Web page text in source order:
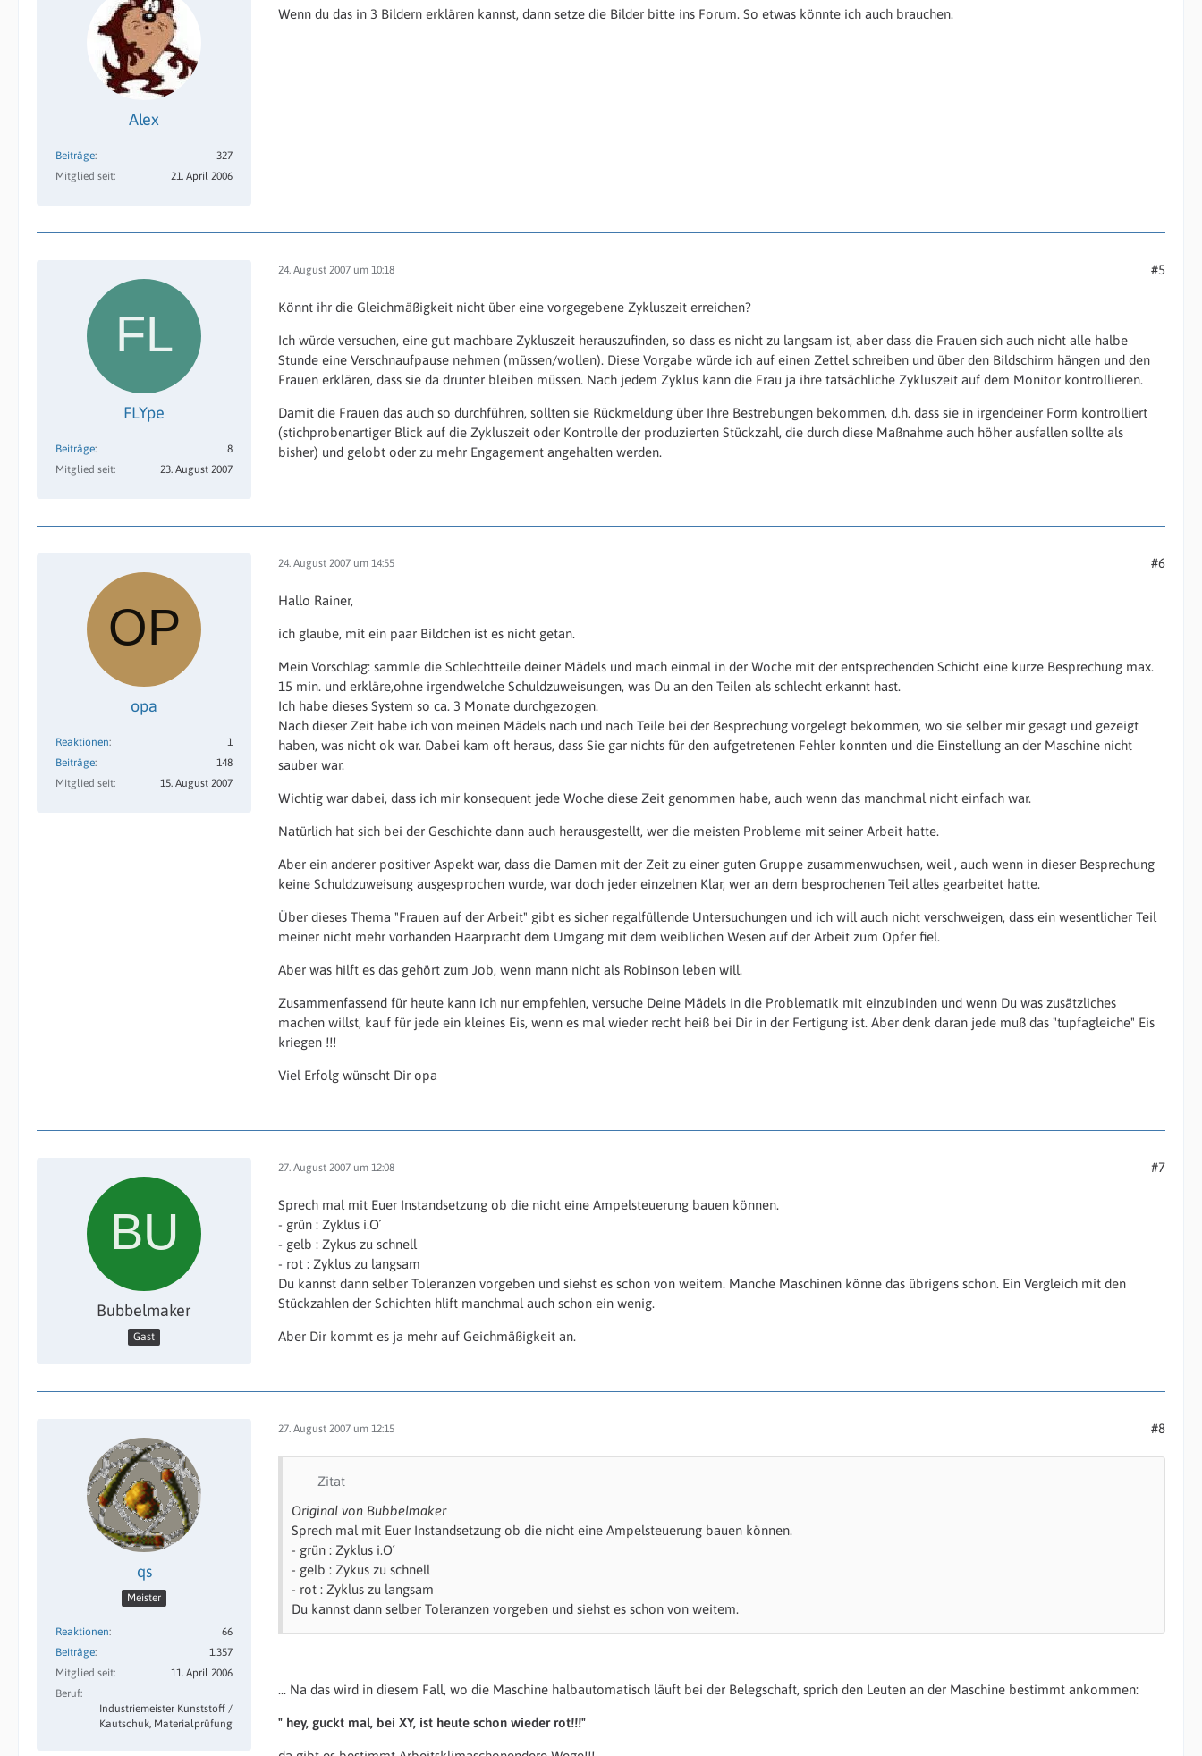
Alex
Beiträge
327
Mitglied seit
21. April 2006
Wenn du das in 3 Bildern erklären kannst, dann setze die Bilder bitte ins Forum. So etwas könnte ich auch brauchen.
FLYpe
Beiträge
8
Mitglied seit
23. August 2007
24. August 2007 um 10:18 #5
Könnt ihr die Gleichmäßigkeit nicht über eine vorgegebene Zykluszeit erreichen?
Ich würde versuchen, eine gut machbare Zykluszeit herauszufinden, so dass es nicht zu langsam ist, aber dass die Frauen sich auch nicht alle halbe
Stunde eine Verschnaufpause nehmen (müssen/wollen). Diese Vorgabe würde ich auf einen Zettel schreiben und über den Bildschirm hängen und den
Frauen erklären, dass sie da drunter bleiben müssen. Nach jedem Zyklus kann die Frau ja ihre tatsächliche Zykluszeit auf dem Monitor kontrollieren.
Damit die Frauen das auch so durchführen, sollten sie Rückmeldung über Ihre Bestrebungen bekommen, d.h. dass sie in irgendeiner Form kontrolliert
(stichprobenartiger Blick auf die Zykluszeit oder Kontrolle der produzierten Stückzahl, die durch diese Maßnahme auch höher ausfallen sollte als
bisher) und gelobt oder zu mehr Engagement angehalten werden.
opa
Reaktionen
1
Beiträge
148
Mitglied seit
15. August 2007
24. August 2007 um 14:55 #6
Hallo Rainer,
ich glaube, mit ein paar Bildchen ist es nicht getan.
Mein Vorschlag: sammle die Schlechtteile deiner Mädels und mach einmal in der Woche mit der entsprechenden Schicht eine kurze Besprechung max.
15 min. und erkläre,ohne irgendwelche Schuldzuweisungen, was Du an den Teilen als schlecht erkannt hast.
Ich habe dieses System so ca. 3 Monate durchgezogen.
Nach dieser Zeit habe ich von meinen Mädels nach und nach Teile bei der Besprechung vorgelegt bekommen, wo sie selber mir gesagt und gezeigt
haben, was nicht ok war. Dabei kam oft heraus, dass Sie gar nichts für den aufgetretenen Fehler konnten und die Einstellung an der Maschine nicht
sauber war.
Wichtig war dabei, dass ich mir konsequent jede Woche diese Zeit genommen habe, auch wenn das manchmal nicht einfach war.
Natürlich hat sich bei der Geschichte dann auch herausgestellt, wer die meisten Probleme mit seiner Arbeit hatte.
Aber ein anderer positiver Aspekt war, dass die Damen mit der Zeit zu einer guten Gruppe zusammenwuchsen, weil , auch wenn in dieser Besprechung
keine Schuldzuweisung ausgesprochen wurde, war doch jeder einzelnen Klar, wer an dem besprochenen Teil alles gearbeitet hatte.
Über dieses Thema "Frauen auf der Arbeit" gibt es sicher regalfüllende Untersuchungen und ich will auch nicht verschweigen, dass ein wesentlicher Teil
meiner nicht mehr vorhanden Haarpracht dem Umgang mit dem weiblichen Wesen auf der Arbeit zum Opfer fiel.
Aber was hilft es das gehört zum Job, wenn mann nicht als Robinson leben will.
Zusammenfassend für heute kann ich nur empfehlen, versuche Deine Mädels in die Problematik mit einzubinden und wenn Du was zusätzliches
machen willst, kauf für jede ein kleines Eis, wenn es mal wieder recht heiß bei Dir in der Fertigung ist. Aber denk daran jede muß das "tupfagleiche" Eis
kriegen !!!
Viel Erfolg wünscht Dir opa
Bubbelmaker
Gast
27. August 2007 um 12:08 #7
Sprech mal mit Euer Instandsetzung ob die nicht eine Ampelsteuerung bauen können.
- grün : Zyklus i.O´
- gelb : Zykus zu schnell
- rot : Zyklus zu langsam
Du kannst dann selber Toleranzen vorgeben und siehst es schon von weitem. Manche Maschinen könne das übrigens schon. Ein Vergleich mit den
Stückzahlen der Schichten hlift manchmal auch schon ein wenig.
Aber Dir kommt es ja mehr auf Geichmäßigkeit an.
qs
Meister
Reaktionen
66
Beiträge
1.357
Mitglied seit
11. April 2006
Beruf
Industriemeister Kunststoff /
Kautschuk, Materialprüfung
27. August 2007 um 12:15 #8
Zitat
Original von Bubbelmaker
Sprech mal mit Euer Instandsetzung ob die nicht eine Ampelsteuerung bauen können.
- grün : Zyklus i.O´
- gelb : Zykus zu schnell
- rot : Zyklus zu langsam
Du kannst dann selber Toleranzen vorgeben und siehst es schon von weitem.
... Na das wird in diesem Fall, wo die Maschine halbautomatisch läuft bei der Belegschaft, sprich den Leuten an der Maschine bestimmt ankommen:
" hey, guckt mal, bei XY, ist heute schon wieder rot!!!"